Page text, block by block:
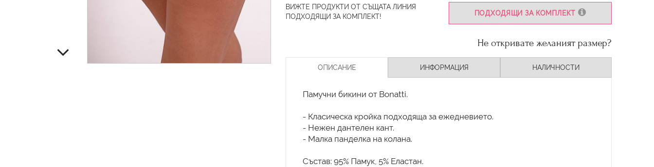
ПОДХОДЯЩИ ЗА КОМПЛЕКТ
ВИЖТЕ ПРОДУКТИ ОТ СЪЩАТА ЛИНИЯ
ПОДХОДЯЩИ ЗА КОМПЛЕКТ!
Не откривате желаният размер?
ОПИСАНИЕ ИНФОРМАЦИЯ НАЛИЧНОСТИ
Памучни бикини от Bonatti.
- Класическа кройка подходяща за ежедневието.
- Нежен дантелен кант.
- Малка панделка на колана.
Състав: 95% Памук, 5% Еластан.